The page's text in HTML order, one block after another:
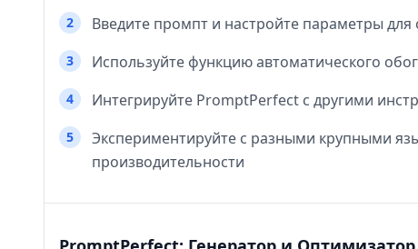
2 Введите промпт и настройте параметры
3 Используйте функцию автоматического
4 Интегрируйте PromptPerfect с другими
5
Экспериментируйте с разными крупными
производительности